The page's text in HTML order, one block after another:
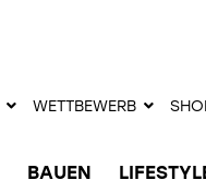
WETTBEWERB
BAUEN